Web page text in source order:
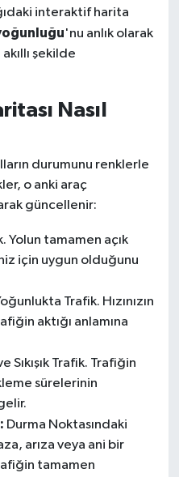
interaktif harita
'nu anlık olarak
şekilde
Nasıl
durumunu renklerle
o anki araç
güncellenir:
Yolun tamamen açık
için uygun olduğunu
Trafik. Hızınızın
aktığı anlamına
Sıkışık Trafik. Trafiğin
sürelerinin
Durma Noktasındaki
arıza veya ani bir
tamamen